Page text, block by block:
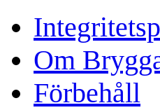
Om
Förbehåll